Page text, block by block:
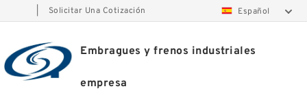
Solicitar Una Cotización Español
Embragues y frenos industriales
empresa